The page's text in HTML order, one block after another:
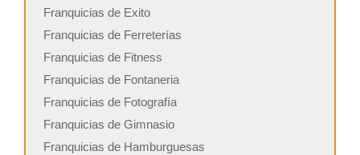
Franquicias de Exito
Franquicias de Ferreterías
Franquicias de Fitness
Franquicias de Fontaneria
Franquicias de Fotografía
Franquicias de Gimnasio
Franquicias de Hamburguesas